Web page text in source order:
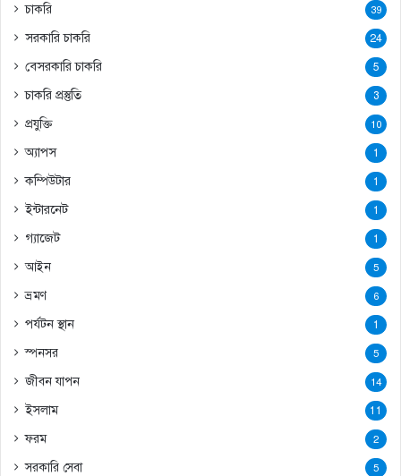
চাকরি 39
সরকারি চাকরি 24
বেসরকারি চাকরি 5
চাকরি প্রস্তুতি 3
প্রযুক্তি 10
অ্যাপস 1
কম্পিউটার 1
ইন্টারনেট 1
গ্যাজেট 1
আইন 5
ভ্রমণ 6
পর্যটন স্থান 1
স্পনসর 5
জীবন যাপন 14
ইসলাম 11
ফরম 2
সরকারি সেবা 5